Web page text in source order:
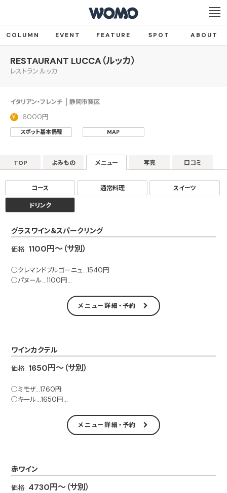
COLUMN EVENT FEATURE SPOT ABOUT
RESTAURANT LUCCA（ルッカ）
レストラン ルッカ
イタリアン・フレンチ 静岡市葵区
6000円
スポット基本情報 MAP
TOP よみもの メニュー 写真 口コミ
コース 通常料理 スイーツ
ドリンク
グラスワイン＆スパークリング
価格 1100円～（サ別）
○クレマンドブルゴーニュ…1540円
○パヌール…1100円
○ゲヴェルツトラミネール…1210円
※サービス料（5％）別
メニュー詳細・予約
ワインカクテル
価格 1650円～（サ別）
○ミモザ…1760円
○キール…1650円
○ベリーニ…1760円
○ワインクーラー…1760円
メニュー詳細・予約
赤ワイン
価格 4730円～（サ別）